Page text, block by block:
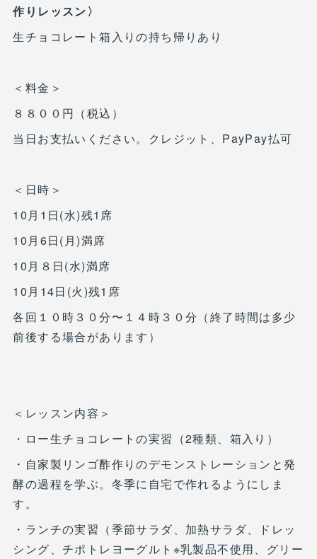
作りレッスン〉
生チョコレート箱入りの持ち帰りあり
＜料金＞
８８００円（税込）
当日お支払いください。クレジット、PayPay払可
＜日時＞
10月1日(水)残1席
10月6日(月)満席
10月８日(水)満席
10月14日(火)残1席
各回１０時３０分〜１４時３０分（終了時間は多少
前後する場合があります）
＜レッスン内容＞
・ロー生チョコレートの実習（2種類、箱入り）
・自家製リンゴ酢作りのデモンストレーションと発
酵の過程を学ぶ。冬季に自宅で作れるようにしま
す。
・ランチの実習（季節サラダ、加熱サラダ、ドレッ
シング、チポトレヨーグルト※乳製品不使用、グリー